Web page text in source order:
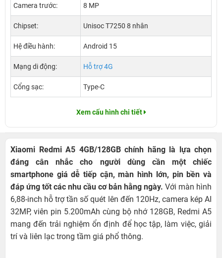
Camera trước: 8 MP
Chipset: Unisoc T7250 8 nhân
Hệ điều hành: Android 15
Mạng di động: Hỗ trợ 4G
Cổng sạc: Type-C
Xem cấu hình chi tiết
Xiaomi Redmi A5 4GB/128GB chính hãng là lựa chọn
đáng cân nhắc cho người dùng cần một chiếc
smartphone giá dễ tiếp cận, màn hình lớn, pin bền và
đáp ứng tốt các nhu cầu cơ bản hằng ngày. Với màn hình
6,88-inch hỗ trợ tần số quét lên đến 120Hz, camera kép AI
32MP, viên pin 5.200mAh cùng bộ nhớ 128GB, Redmi A5
mang đến trải nghiệm ổn định để học tập, làm việc, giải
trí và liên lạc trong tầm giá phổ thông.